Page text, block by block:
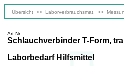
Übersicht >> Laborverbrauchsmat. >>
Art.Nr.
Schlauchverbinder T-Form,
Laborbedarf Hilfsmittel